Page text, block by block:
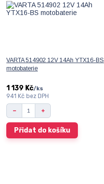
VARTA 514902 12V 14Ah YTX16-BS
motobaterie
1 139 Kč/ks
941 Kč bez DPH
Přidat do košíku